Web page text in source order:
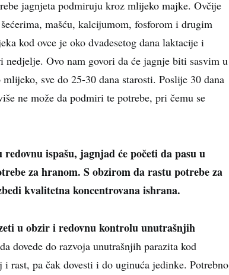
jagnjeta podmiruju kroz mlijeko majke. Ovčije
mašću, kalcijumom, fosforom i drugim
kod ovce je oko dvadesetog dana laktacije i
nedjelje. Ovo nam govori da će jagnje biti sasvim u
sve do 25-30 dana starosti. Poslije 30 dana
ne može da podmiri te potrebe, pri čemu se
ispašu, jagnjad će početi da pasu u
za hranom. S obzirom da rastu potrebe za
kvalitetna koncentrovana ishrana.
u obzir i redovnu kontrolu unutrašnjih
dovede do razvoja unutrašnjih parazita kod
rast, pa čak dovesti i do uginuća jedinke. Potrebno